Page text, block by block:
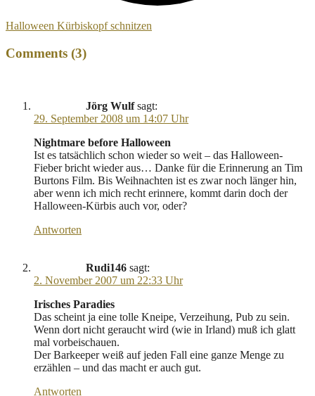
Halloween Kürbiskopf schnitzen
Comments (3)
Jörg Wulf sagt:
29. September 2008 um 14:07 Uhr
Nightmare before Halloween
Ist es tatsächlich schon wieder so weit – das Halloween-
Fieber bricht wieder aus… Danke für die Erinnerung an Tim
Burtons Film. Bis Weihnachten ist es zwar noch länger hin,
aber wenn ich mich recht erinnere, kommt darin doch der
Halloween-Kürbis auch vor, oder?
Antworten
Rudi146 sagt:
2. November 2007 um 22:33 Uhr
Irisches Paradies
Das scheint ja eine tolle Kneipe, Verzeihung, Pub zu sein.
Wenn dort nicht geraucht wird (wie in Irland) muß ich glatt
mal vorbeischauen.
Der Barkeeper weiß auf jeden Fall eine ganze Menge zu
erzählen – und das macht er auch gut.
Antworten